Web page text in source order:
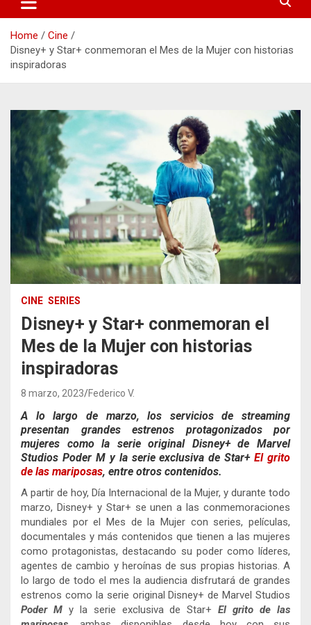
Home
Cine
Disney+ y Star+ conmemoran el Mes de la Mujer con historias
inspiradoras
CINE SERIES
Disney+ y Star+ conmemoran el
Mes de la Mujer con historias
inspiradoras
8 marzo, 2023 Federico V.
A lo largo de marzo, los servicios de streaming
presentan grandes estrenos protagonizados por
mujeres como la serie original Disney+ de Marvel
Studios Poder M y la serie exclusiva de Star+El grito
de las mariposas, entre otros contenidos.
A partir de hoy, Día Internacional de la Mujer, y durante todo
marzo, Disney+ y Star+ se unen a las conmemoraciones
mundiales por el Mes de la Mujer con series, películas,
documentales y más contenidos que tienen a las mujeres
como protagonistas, destacando su poder como líderes,
agentes de cambio y heroínas de sus propias historias. A
lo largo de todo el mes la audiencia disfrutará de grandes
estrenos como la serie original Disney+ de Marvel Studios
Poder My la serie exclusiva de Star+El grito de las